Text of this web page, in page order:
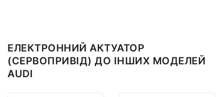
ЕЛЕКТРОННИЙ АКТУАТОР
(СЕРВОПРИВІД) ДО ІНШИХ МОДЕЛЕЙ
AUDI